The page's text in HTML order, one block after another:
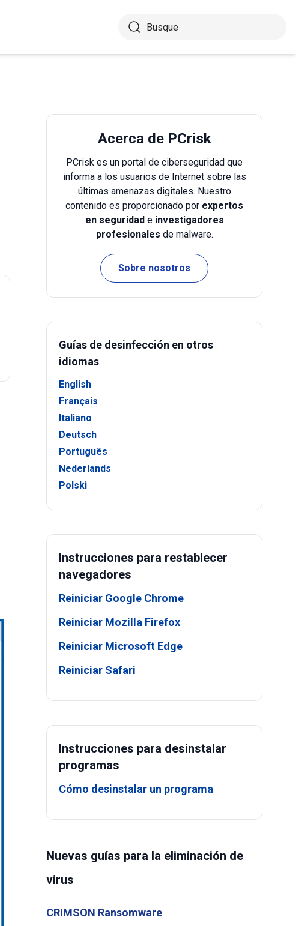
Acerca de PCrisk
PCrisk es un portal de ciberseguridad que
informa a los usuarios de Internet sobre las
últimas amenazas digitales. Nuestro
contenido es proporcionado por expertos
en seguridade investigadores
profesionales de malware.
Sobre nosotros
Guías de desinfección en otros
idiomas
English
Français
Italiano
Deutsch
Português
Nederlands
Polski
Instrucciones para restablecer
navegadores
Reiniciar Google Chrome
Reiniciar Mozilla Firefox
Reiniciar Microsoft Edge
Reiniciar Safari
Instrucciones para desinstalar
programas
Cómo desinstalar un programa
Nuevas guías para la eliminación de
virus
CRIMSON Ransomware